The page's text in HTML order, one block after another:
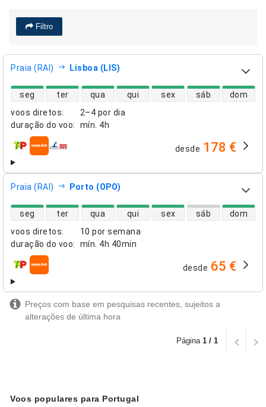
Filtro
Praia (RAI) Lisboa (LIS)
voos diretos:
2–4 por dia
duração do voo: mín. 4h
disponibilidade de voos diretos
seg ter qua qui sex sáb dom
companhias aéreas desde 178 €
Praia (RAI) Porto (OPO)
voos diretos:
10 por semana
duração do voo: mín. 4h 40min
disponibilidade de voos diretos
seg ter qua qui sex sáb dom
companhias aéreas desde 65 €
Preços com base em pesquisas recentes, sujeitos a
alterações de última hora
Página 1 / 1
Voos populares para Portugal